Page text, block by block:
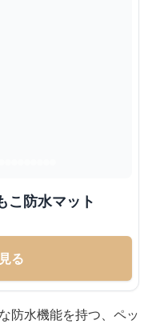
こ防水マット
る
防水機能を持つ、ペッ